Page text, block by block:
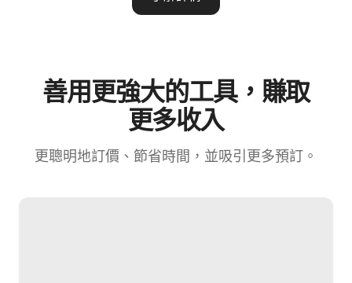
善用更強大的工具，賺⁠取
更⁠多收⁠入
更聰明地訂價⁠、節省時間⁠，並吸引更多預訂⁠。